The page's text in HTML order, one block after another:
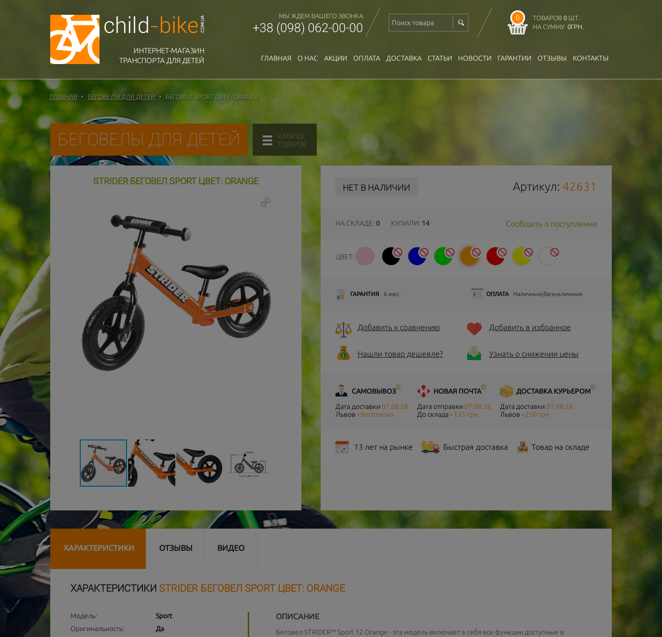
ИНТЕРНЕТ-МАГАЗИН
ТРАНСПОРТА ДЛЯ ДЕТЕЙ
МЫ ЖДЕМ ВАШЕГО ЗВОНКА
+38 (098) 062-00-00
0 ТОВАРОВ 0 ШТ.
НА СУММУ 0ГРН.
ГЛАВНАЯ О НАС АКЦИИ ОПЛАТА ДОСТАВКА СТАТЬИ НОВОСТИ ГАРАНТИИ ОТЗЫВЫ КОНТАКТЫ
ГЛАВНАЯ БЕГОВЕЛЫ ДЛЯ ДЕТЕЙ БЕГОВЕЛ SPORT ЦВЕТ: ORANGE
БЕГОВЕЛЫ ДЛЯ ДЕТЕЙ
КАТАЛОГ
ТОВАРОВ
STRIDER БЕГОВЕЛ SPORT ЦВЕТ: ORANGE
НЕТ В НАЛИЧИИ Артикул: 42631
НА СКЛАДЕ: 0 КУПИЛИ: 14 Сообщить о поступлении
ЦВЕТ:
ГАРАНТИЯ 6 мес. ОПЛАТА Наличным/Безналичным
Добавить к сравнению Добавить в избранное
Нашли товар дешевле? Узнать о снижении цены
САМОВЫВОЗ
Дата доставки 07.08.26
Львов - бесплатно
НОВАЯ ПОЧТА
Дата отправки 07.08.26
До склада - 135 грн
ДОСТАВКА КУРЬЕРОМ
Дата доставки 07.08.26
Львов - 250 грн
13 лет на рынке Быстрая доставка Товар на складе
ХАРАКТЕРИСТИКИ ОТЗЫВЫ ВИДЕО
ХАРАКТЕРИСТИКИ STRIDER БЕГОВЕЛ SPORT ЦВЕТ: ORANGE
Модель:
Sport
Оригинальность:
Да
ОПИСАНИЕ
Беговел STRIDER™ Sport 12 Orange - эта модель включает в себя все функции доступные в